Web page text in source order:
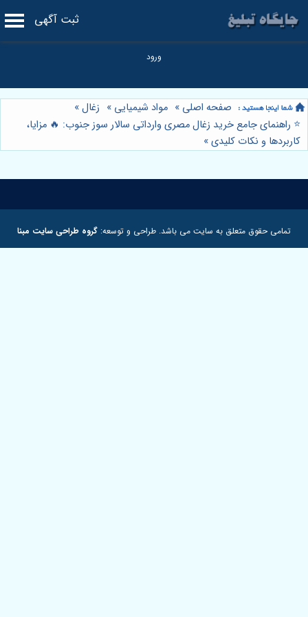
ثبت آگهی
صفحه اصلی » مواد شیمیایی » زغال»
⭐️ راهنمای جامع خرید زغال مصری وارداتی سالار سوز جنوب: 🔥 مزایا،
کاربردها و نکات کلیدی»
تمامی حقوق متعلق به سایت می باشد. طراحی و توسعه: گروه طراحی سایت مبنا